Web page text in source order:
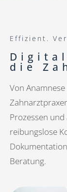
Effizient.
die
Von
Prozessen
reibungslose
Beratung.